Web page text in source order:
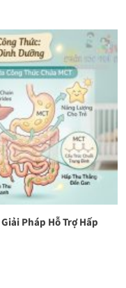
Pháp Hỗ Trợ Hấp